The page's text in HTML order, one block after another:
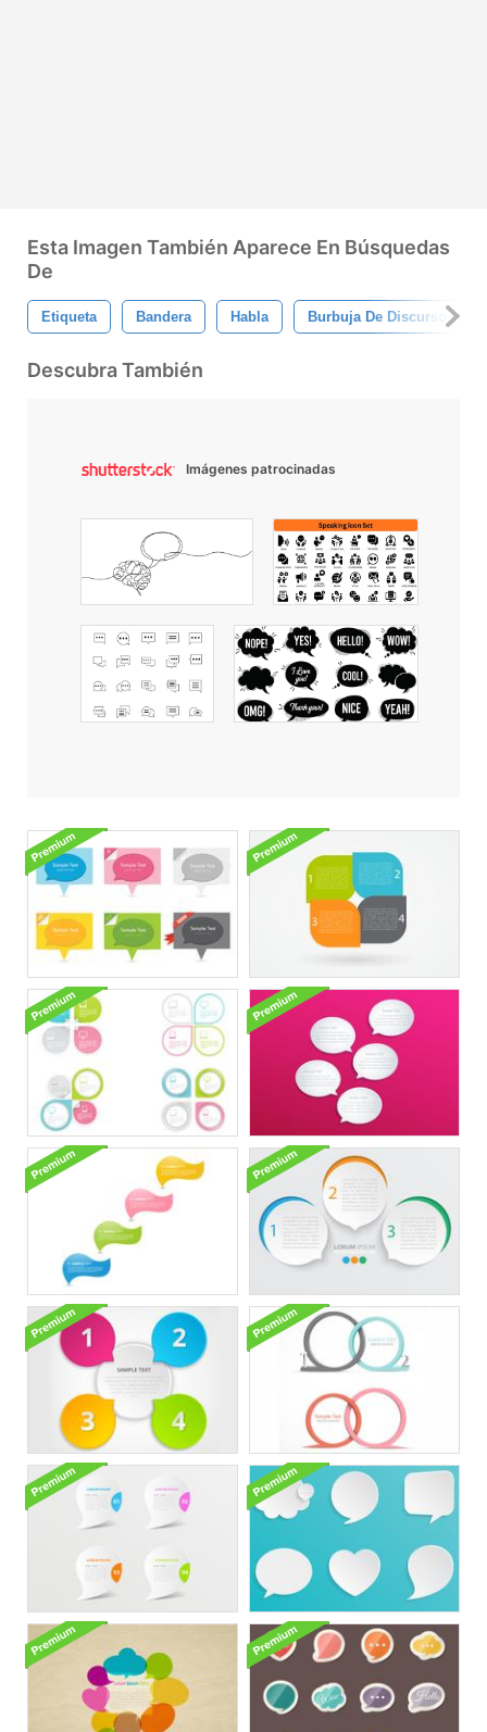
Esta Imagen También Aparece En Búsquedas
De
Etiqueta Bandera Habla Burbuja De Discurso
Descubra También
Imágenes patrocinadas